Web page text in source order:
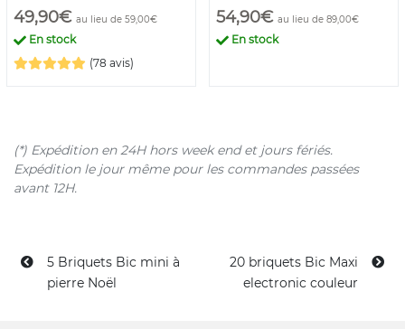
49,90€ au lieu de 59,00€
En stock
(78 avis)
54,90€ au lieu de 89,00€
En stock
(*) Expédition en 24H hors week end et jours fériés.
Expédition le jour même pour les commandes passées
avant 12H.
5 Briquets Bic mini à
pierre Noël
20 briquets Bic Maxi
electronic couleur